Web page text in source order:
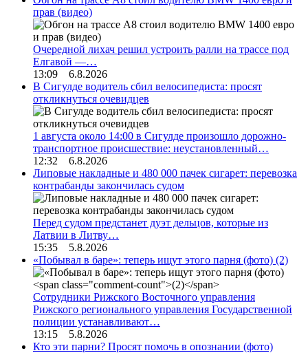
прав (видео)
Очередной лихач решил устроить ралли на трассе под
Елгавой —…
13:09 6.8.2026
В Сигулде водитель сбил велосипедиста: просят
откликнуться очевидцев
1 августа около 14:00 в Сигулде произошло дорожно-
транспортное происшествие: неустановленный…
12:32 6.8.2026
Липовые накладные и 480 000 пачек сигарет: перевозка
контрабанды закончилась судом
Перед судом предстанет дуэт дельцов, которые из
Латвии в Литву…
15:35 5.8.2026
«Побывал в баре»: теперь ищут этого парня (фото) (2)
Сотрудники Рижского Восточного управления
Рижского регионального управления Государственной
полиции устанавливают…
13:15 5.8.2026
Кто эти парни? Просят помочь в опознании (фото)